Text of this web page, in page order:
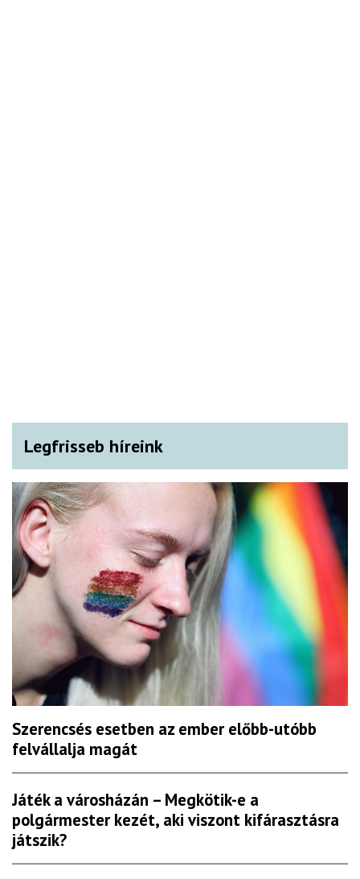
Legfrisseb híreink
Szerencsés esetben az ember előbb-utóbb
felvállalja magát
Játék a városházán – Megkötik-e a
polgármester kezét, aki viszont kifárasztásra
játszik?